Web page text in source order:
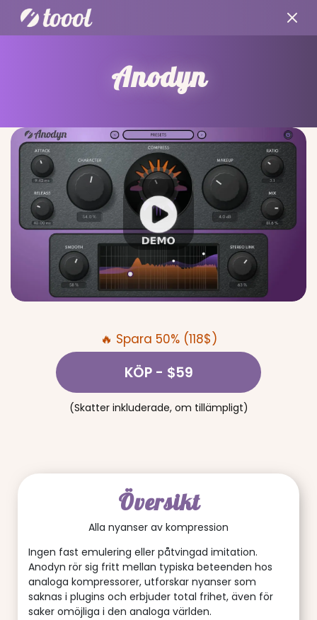
Anodyn
🔥 Spara 50% (118$)
KÖP - $59
(Skatter inkluderade, om tillämpligt)
Översikt
Alla nyanser av kompression
Ingen fast emulering eller påtvingad imitation.
Anodyn rör sig fritt mellan typiska beteenden hos
analoga kompressorer, utforskar nyanser som
saknas i plugins och erbjuder total frihet, även för
saker omöjliga i den analoga världen.